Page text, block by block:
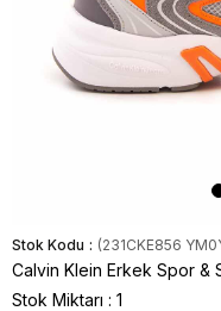
Stok Kodu (231CKE856
Calvin Klein Erkek Spor &
Stok Miktarı : 1